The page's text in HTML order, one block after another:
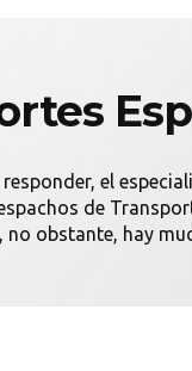
el
de
obstante, hay